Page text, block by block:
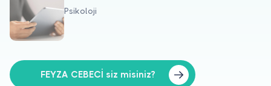
Hakkımızda
Doktorlar için
Psikoloji
FEYZA CEBECİ siz misiniz?